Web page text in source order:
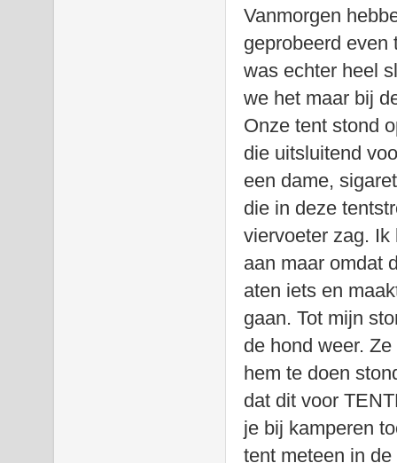
Vanmorgen
geprobeerd even
was echter heel
we het maar bij
Onze tent stond
die uitsluitend
een dame,
die in deze
viervoeter zag.
aan maar omdat
aten iets en
gaan. Tot mijn
de hond weer.
hem te doen
dat dit voor
je bij kamperen
tent meteen in